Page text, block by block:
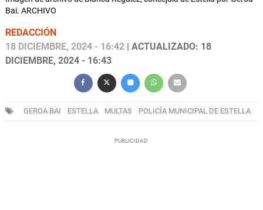
Bai. ARCHIVO
REDACCIÓN
18 DICIEMBRE, 2024 - 16:42 | ACTUALIZADO: 18
DICIEMBRE, 2024 - 16:43
GEROA BAI ESTELLA MULTAS POLICÍA MUNICIPAL DE ESTELLA